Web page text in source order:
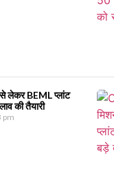
लेकर BEML प्लांट
की तैयारी
pm